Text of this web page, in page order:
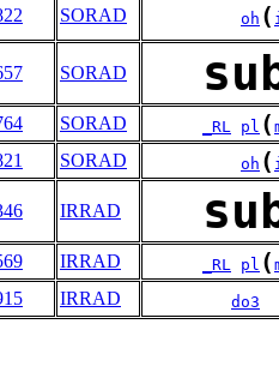
SORAD oh (
SORAD
SORAD _RL pl (
SORAD oh (
IRRAD
IRRAD _RL pl (
IRRAD do3